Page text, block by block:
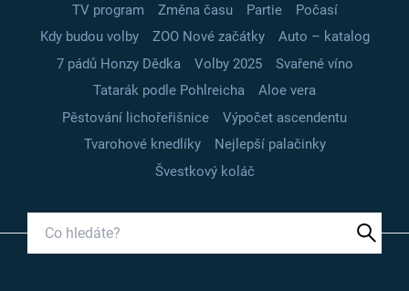
TV program
Změna času Partie
Počasí
Kdy budou volby
ZOO Nové začátky
Auto – katalog
7 pádů Honzy Dědka
Volby 2025
Svařené víno
Tatarák podle Pohlreicha
Aloe vera
Pěstování lichořeřišnice
Výpočet ascendentu
Tvarohové knedlíky
Nejlepší palačinky
Švestkový koláč